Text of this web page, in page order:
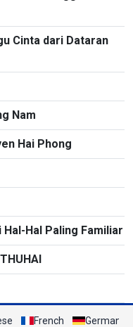
Cinta dari Dataran
Nam
Hai Phong
Hal-Hal Paling Familiar
French German